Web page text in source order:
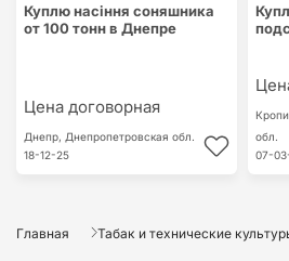
Куплю насіння соняшника
от 100 тонн в Днепре
Цена договорная
Днепр, Днепропетровская обл.
18-12-25
обл.
07-
Главная Табак и технические